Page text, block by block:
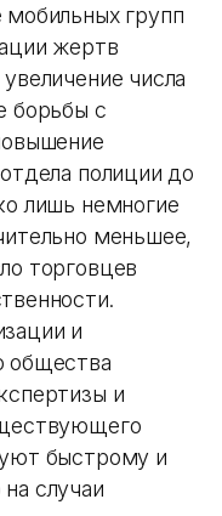
групп
жертв
числа
борьбы с
полиции до
лишь немногие
меньшее,
торговцев
и
общества
и
быстрому и
случаи